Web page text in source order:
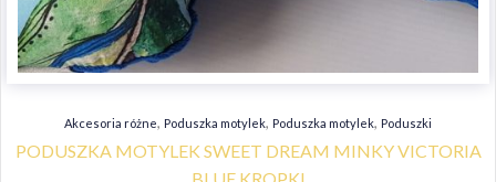
Akcesoria różne, Poduszka motylek, Poduszka motylek, Poduszki
PODUSZKA MOTYLEK SWEET DREAM MINKY VICTORIA
BLUE KROPKI